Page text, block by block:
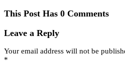
This Post Has 0 Comments
Leave a Reply
Your email address will not be
*